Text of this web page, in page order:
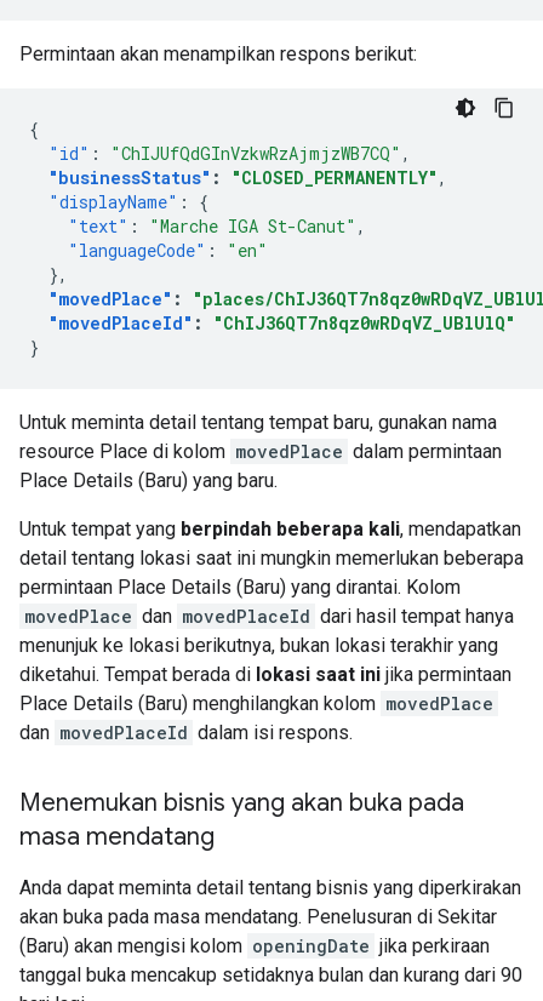
Permintaan akan menampilkan respons berikut:
{
"id" : "ChIJUfQdGInVzkwRzAjmjzWB7CQ" ,
"businessStatus" : "CLOSED_PERMANENTLY" ,
"displayName" :
{
"text" : "Marche IGA St-Canut" ,
"languageCode" :
"en"
},
"movedPlace" :
"places/
"movedPlaceId" :
"ChIJ36QT7n8qz0wRDqVZ_UBlUlQ"
}
Untuk meminta detail tentang tempat baru, gunakan nama
resource Place di kolom movedPlace dalam permintaan
Place Details (Baru) yang baru.
Untuk tempat yang berpindah beberapa kali, mendapatkan
detail tentang lokasi saat ini mungkin memerlukan beberapa
permintaan Place Details (Baru) yang dirantai. Kolom
movedPlace dan movedPlaceId dari hasil tempat hanya
menunjuk ke lokasi berikutnya, bukan lokasi terakhir yang
diketahui. Tempat berada di lokasi saat ini jika permintaan
Place Details (Baru) menghilangkan kolom movedPlace
dan movedPlaceId dalam isi respons.
Menemukan bisnis yang akan buka pada
masa mendatang
Anda dapat meminta detail tentang bisnis yang diperkirakan
akan buka pada masa mendatang. Penelusuran di Sekitar
(Baru) akan mengisi kolom openingDate jika perkiraan
tanggal buka mencakup setidaknya bulan dan kurang dari 90